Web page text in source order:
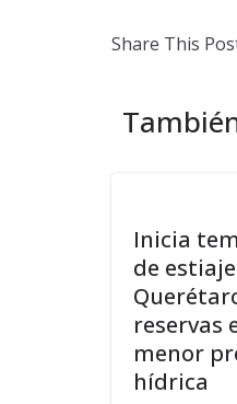
Share This
Inicia
de
reservas
menor
hídrica